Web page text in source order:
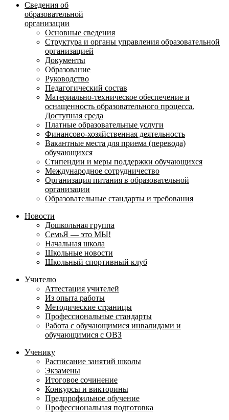
Сведения об
образовательной
организации
Основные сведения
Структура и органы управления образовательной
организацией
Документы
Образование
Руководство
Педагогический состав
Материально-техническое обеспечение и
оснащенность образовательного процесса.
Доступная среда
Платные образовательные услуги
Финансово-хозяйственная деятельность
Вакантные места для приема (перевода)
обучающихся
Стипендии и меры поддержки обучающихся
Международное сотрудничество
Организация питания в образовательной
организации
Образовательные стандарты и требования
Новости
Дошкольная группа
СемьЯ — это МЫ!
Начальная школа
Школьные новости
Школьный спортивный клуб
Учителю
Аттестация учителей
Из опыта работы
Методические страницы
Профессиональные стандарты
Работа с обучающимися инвалидами и
обучающимися с ОВЗ
Ученику
Расписание занятий школы
Экзамены
Итоговое сочинение
Конкурсы и викторины
Предпрофильное обучение
Профессиональная подготовка